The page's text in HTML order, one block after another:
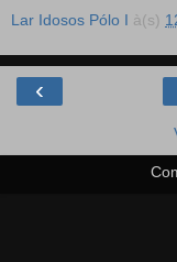
Lar Idosos Pólo I à(s)
‹